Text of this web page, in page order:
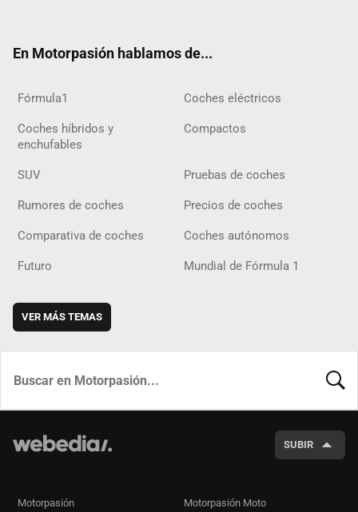
En Motorpasión hablamos de...
Fórmula1 Coches eléctricos
Coches híbridos y
enchufables
Compactos
SUV Pruebas de coches
Rumores de coches Precios de coches
Comparativa de coches Coches autónomos
Futuro Mundial de Fórmula 1
VER MÁS TEMAS
SUBIR
Motorpasión Motorpasión Moto